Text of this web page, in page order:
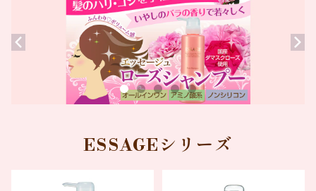
ESSAGEシリーズ